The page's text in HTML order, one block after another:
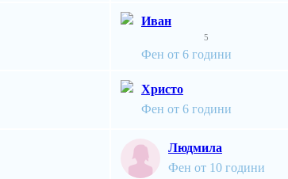
Иван
5
Фен от 6 години
Христо
Фен от 6 години
Людмила
Фен от 10 години